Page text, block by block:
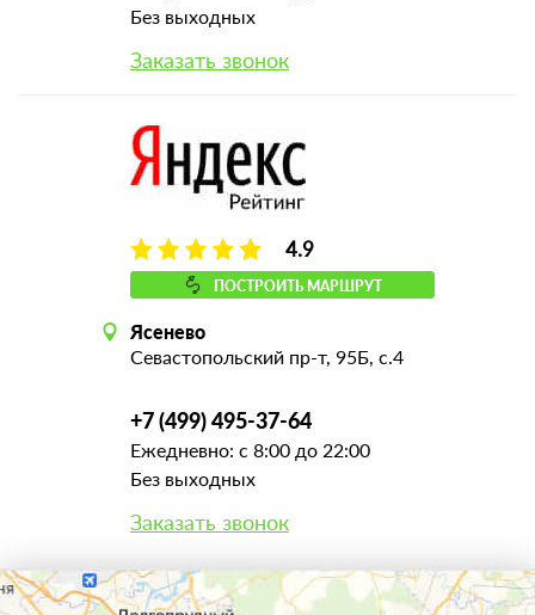
Без выходных
Заказать звонок
4.9
ПОСТРОИТЬ МАРШРУТ
Ясенево
Севастопольский пр-т, 95Б, с.4
+7 (499) 495-37-64
Ежедневно: с 8:00 до 22:00
Без выходных
Заказать звонок